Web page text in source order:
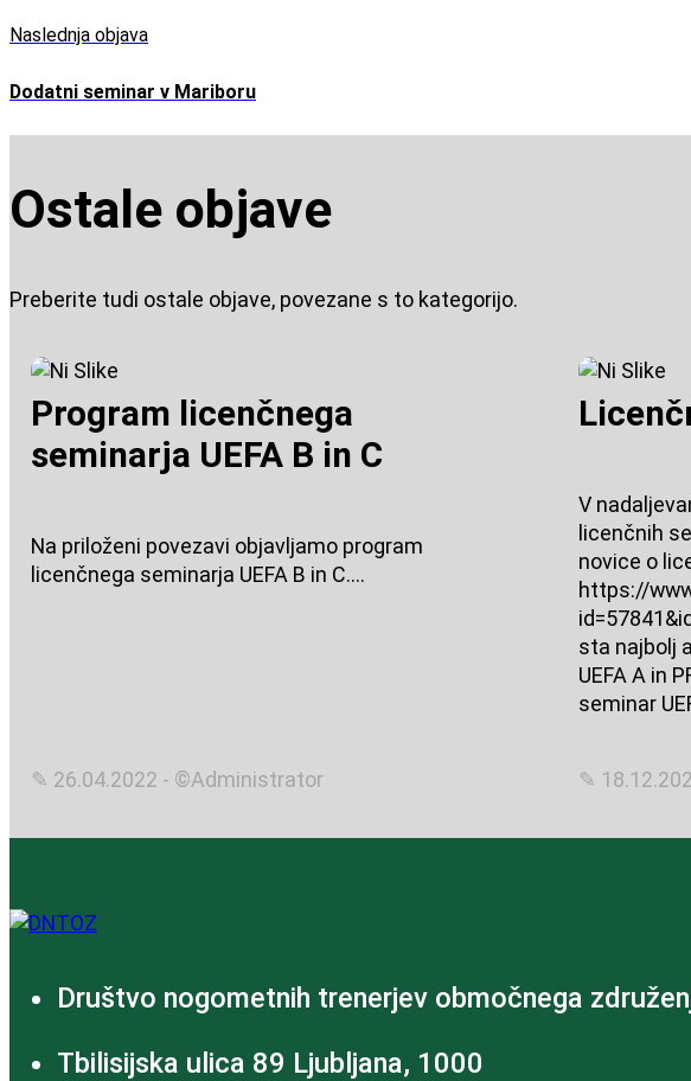
Naslednja objava
Dodatni seminar v Mariboru
Ostale objave
Preberite tudi ostale objave, povezane s to kategorijo.
Program licenčnega
seminarja UEFA B in C
Na priloženi povezavi objavljamo program
licenčnega seminarja UEFA B in C....
✎ 26.04.2022 - ©Administrator
V
licenčnih
novice o
https://
sta najbolj
UEFA A in
seminar
✎
Društvo nogometnih trenerjev območnega
Tbilisijska ulica 89 Ljubljana, 1000